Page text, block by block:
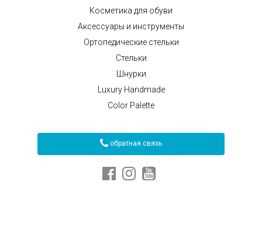
Косметика для обуви
Аксессуары и инструменты
Ортопедические стельки
Стельки
Шнурки
Luxury Handmade
Color Palette
обратная связь